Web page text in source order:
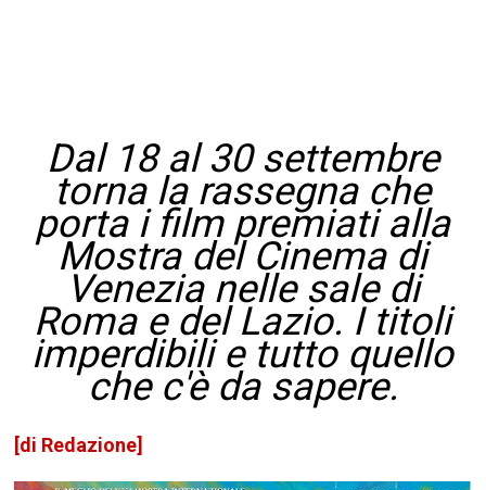
Dal 18 al 30 settembre
torna la rassegna che
porta i film premiati alla
Mostra del Cinema di
Venezia nelle sale di
Roma e del Lazio. I titoli
imperdibili e tutto quello
che c'è da sapere.
[di Redazione]